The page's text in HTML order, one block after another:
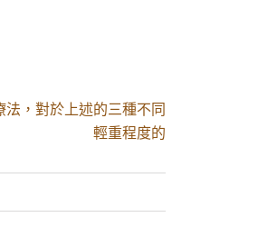
法，對於上述的三種不同
輕重程度的